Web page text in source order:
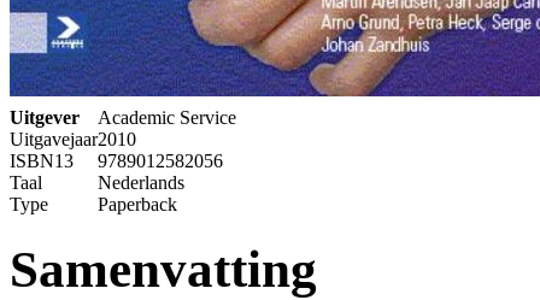
Uitgever
Academic Service
Uitgavejaar2010
ISBN13
9789012582056
Taal
Nederlands
Type
Paperback
Samenvatting